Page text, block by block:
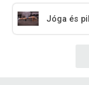
Jóga és